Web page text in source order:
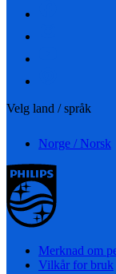
Velg land / språk
Norge / Norsk
Merknad om
Vilkår for bruk